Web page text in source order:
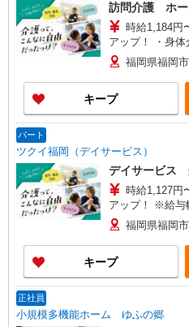
訪問介護 ホー
時給1,184円〜1,214円 ★土
アップ！ ・身
深夜手当:300円
帯） ・ICT手当
・ケア→ケアの
特定事業所加算
経験等による
福岡県福岡
キープ
パート
ツクイ福岡（デイサービス）
デイサービス
時給1,127円〜1,157円 ★土
アップ！ ※給与
福岡県福岡
キープ
正社員
小規模多機能ホーム ゆふの郷